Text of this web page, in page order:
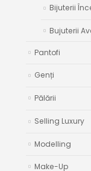
Bijuterii
Bujuterii
Pantofi
Genți
Pălării
Selling Luxury
Modelling
Make-Up